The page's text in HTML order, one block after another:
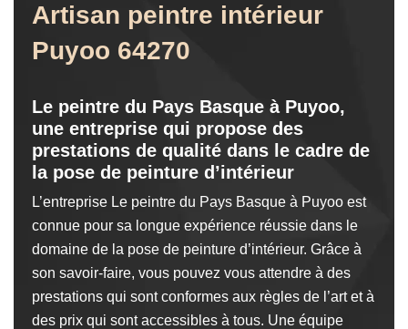
Artisan peintre intérieur
Puyoo 64270
Le peintre du Pays Basque à Puyoo,
une entreprise qui propose des
prestations de qualité dans le cadre de
la pose de peinture d’intérieur
L’entreprise Le peintre du Pays Basque à Puyoo est
connue pour sa longue expérience réussie dans le
domaine de la pose de peinture d’intérieur. Grâce à
son savoir-faire, vous pouvez vous attendre à des
prestations qui sont conformes aux règles de l’art et à
des prix qui sont accessibles à tous. Une équipe